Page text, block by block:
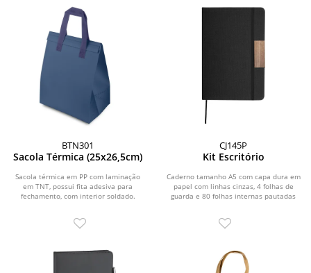
BTN301
Sacola Térmica (25x26,5cm)
Sacola térmica em PP com laminação
em TNT, possui fita adesiva para
fechamento, com interior soldado.
CJ145P
Kit Escritório
Caderno tamanho A5 com capa dura em
papel com linhas cinzas, 4 folhas de
guarda e 80 folhas internas pautadas